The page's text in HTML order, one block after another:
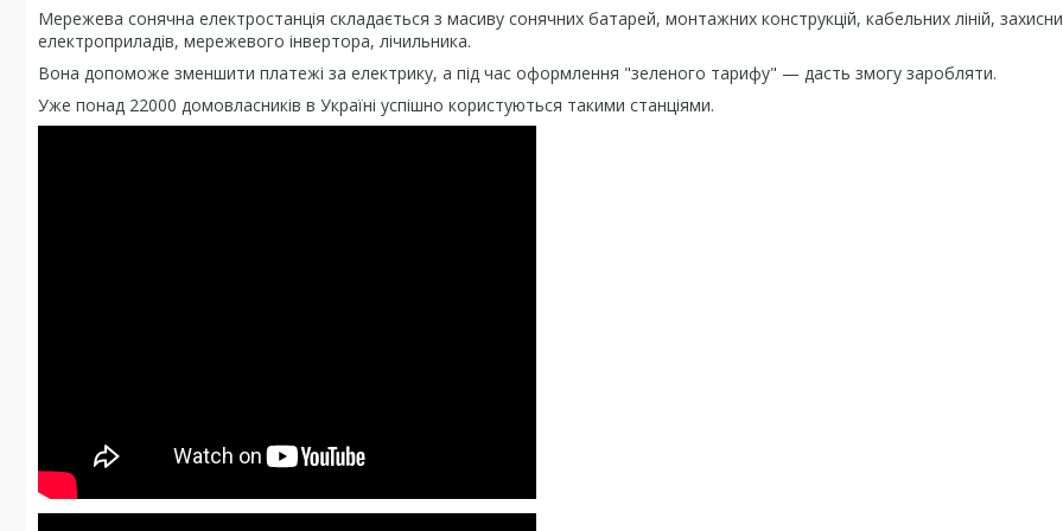
Мережева сонячна електростанція складається з масиву сонячних батарей, монтажних конструкцій, кабельних ліній,
електроприладів, мережевого інвертора, лічильника.
Вона допоможе зменшити платежі за електрику, а під час оформлення "зеленого тарифу" — дасть змогу заробляти.
Уже понад 22000 домовласників в Україні успішно користуються такими станціями.